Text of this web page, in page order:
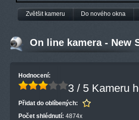
Zvětšit kameru Do nového okna
On line kamera - New
Hodnocení:
3 / 5 Kameru
Přidat do oblíbených:
Počet shlédnutí: 4874x